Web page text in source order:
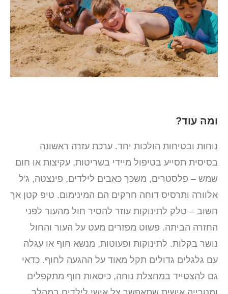
ומה עוד?
נוחות ובטיחות הולכות יחד. ערכת עזרה ראשונה
בסיסית תסייע בטיפול מיידי בשריטות, עקיצות או חום
שמש – פלסטרים, משכך כאבים לילדים, פינצטה, ג'ל
אלוורה ותרסיס דוחה חרקים הם המינימום. טיפ קטן אך
חשוב – טלק לתינוקות עוזר להסיר חול מהעור לפני
החזרה הביתה. פשוט מפזרים מעט על העור והחול
נושר בקלות. לתינוקות ופעוטות, מנשא חוף או עגלה
עם גלגלים גדולים תקל מאוד על ההגעה לחוף. כדאי
גם להצטייד במחצלת נוחה, כיסאות חוף מתקפלים